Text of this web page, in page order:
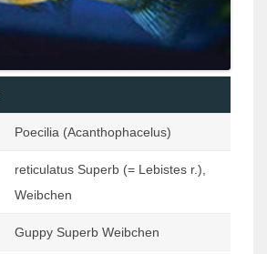
Poecilia (Acanthophacelus)
reticulatus Superb (= Lebistes r.),
Weibchen
Guppy Superb Weibchen